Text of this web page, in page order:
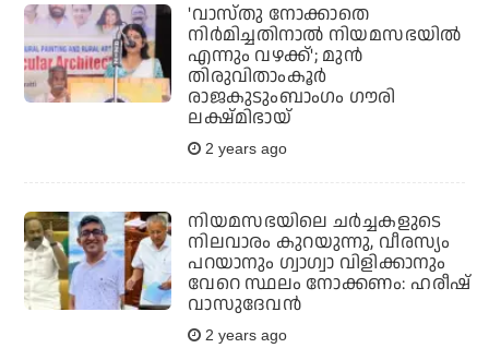
'വാസ്തു നോക്കാതെ
നിര്‍മിച്ചതിനാല്‍ നിയമസഭയില്‍
എന്നും വഴക്ക്'; മുന്‍
തിരുവിതാംകൂര്‍
രാജകുടുംബാംഗം ഗൗരി
ലക്ഷ്മിഭായ്
2 years ago
നിയമസഭയിലെ ചര്‍ച്ചകളുടെ
നിലവാരം കുറയുന്നു, വീരസ്യം
പറയാനും ഗ്വാഗ്വാ വിളിക്കാനും
വേറെ സ്ഥലം നോക്കണം: ഹരീഷ്
വാസുദേവന്‍
2 years ago